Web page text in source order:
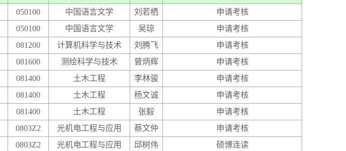
050100 中国语言文学 刘若栖
申请考核
050100 中国语言文学 吴琼
申请考核
081200 计算机科学与技术 刘腾飞
申请考核
081600 测绘科学与技术 曾炳辉
申请考核
081400 土木工程 李林骏
申请考核
081400 土木工程 杨文诚
申请考核
081400 土木工程 张毅
申请考核
0803Z2 光机电工程与应用 蔡文仲
申请考核
0803Z2 光机电工程与应用 邱树伟
硕博连读